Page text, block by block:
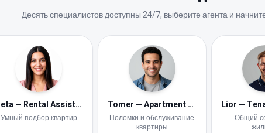
Десять специалистов доступны 24/7, выберите агента и
Neta — Rental Assistant
Умный подбор квартир
Tomer — Apartment Maintenance
Поломки и обслуживание
квартиры
Общий